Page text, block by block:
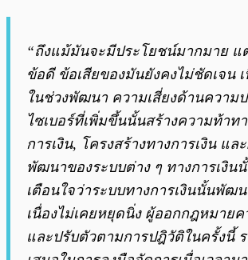
“ถึงแม้มันจะมีประโยชน์มากมาย แ
ข้อดี ข้อเสียของมันยังคงไม่ชัดเจน
ในช่วงพัฒนา ความเสี่ยงด้านความ
ไซเบอร์ที่เพิ่มขึ้นนั้นสร้างความท้าท
การเงิน, โครงสร้างทางการเงิน แล
พัฒนาของระบบต่าง ๆ ทางการเงินนั้
เตือนใจว่าระบบทางการเงินนั้นพัฒ
เนื่องไม่เคยหยุดนิ่ง ผู้ออกกฎหมาย
และปรับตัวตามการปฎิวัติในครั้งนี้